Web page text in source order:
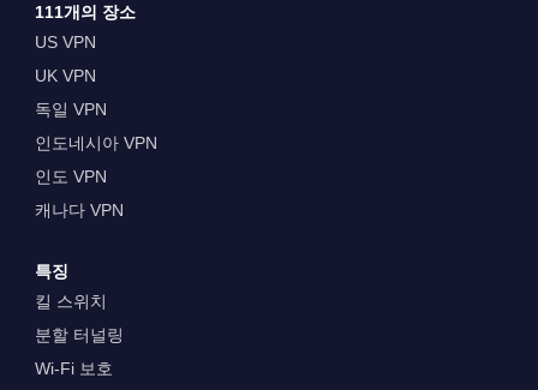
111개의 장소
US VPN
UK VPN
독일 VPN
인도네시아 VPN
인도 VPN
캐나다 VPN
특징
킬 스위치
분할 터널링
Wi-Fi 보호